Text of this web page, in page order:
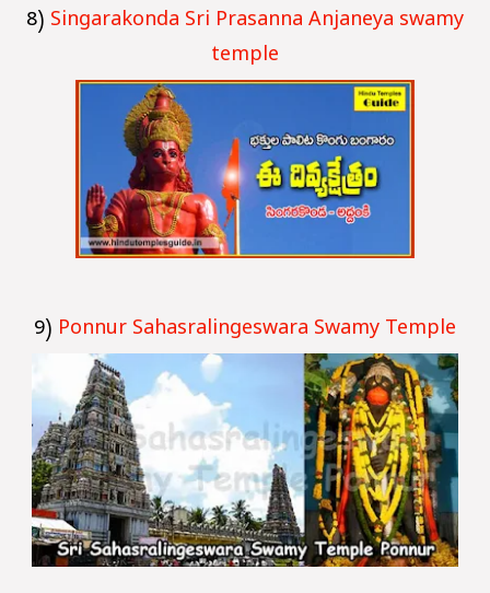
8) Singarakonda Sri Prasanna Anjaneya swamy
temple
9) Ponnur Sahasralingeswara Swamy Temple